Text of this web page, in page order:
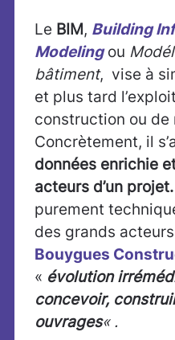
Le BIM, Building
Modelingou
bâtiment, vise à
et plus tard
construction ou de
Concrètement, il
données enrichie
acteurs d’un projet.
purement
des grands
Bouygues
« évolution
concevoir,
ouvrages« .